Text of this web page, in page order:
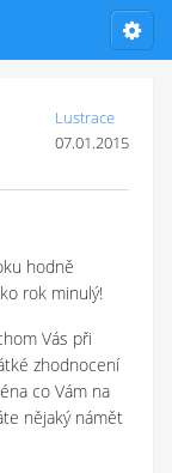
Lustrace
07.01.2015
hodně
rok minulý!
Vás při
zhodnocení
co Vám na
nějaký námět